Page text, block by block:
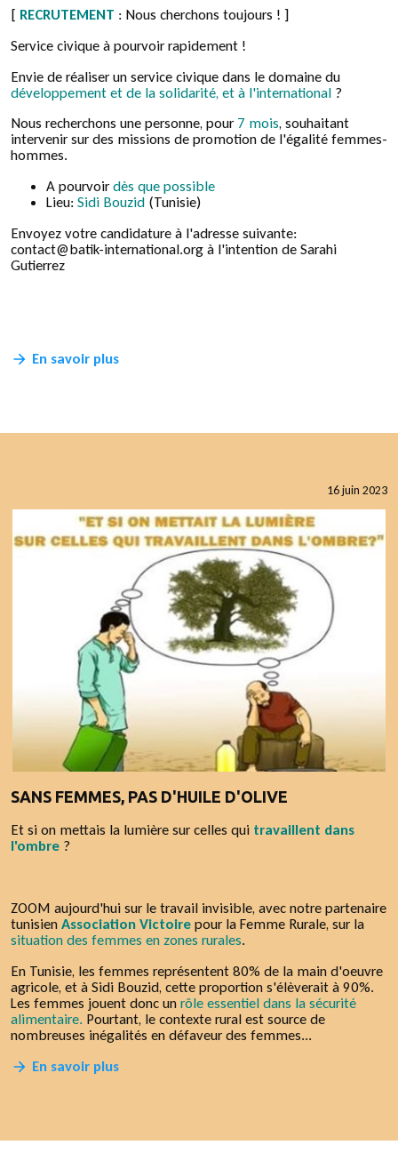
[ RECRUTEMENT : Nous cherchons toujours ! ]
Service civique à pourvoir rapidement !
Envie de réaliser un service civique dans le domaine du
développement et de la solidarité, et à l'international ?
Nous recherchons une personne, pour 7 mois, souhaitant
intervenir sur des missions de promotion de l'égalité femmes-
hommes.
A pourvoirdès que possible
Lieu:Sidi Bouzid (Tunisie)
Envoyez votre candidature à l'adresse suivante:
contact@batik-international.org à l'intention de Sarahi
Gutierrez
En savoir plus
16 juin 2023
SANS FEMMES, PAS D'HUILE D'OLIVE
Et si on mettais la lumière sur celles qui travaillent dans
l'ombre ?
ZOOM aujourd'hui sur le travail invisible, avec notre partenaire
tunisienAssociation Victoirepour la Femme Rurale, sur la
situation des femmes en zones rurales.
En Tunisie, les femmes représentent 80% de la main d'oeuvre
agricole, et à Sidi Bouzid, cette proportion s'élèverait à 90%.
Les femmes jouent donc unrôle essentiel dans la sécurité
alimentaire. Pourtant, le contexte rural est source de
nombreuses inégalités en défaveur des femmes...
En savoir plus